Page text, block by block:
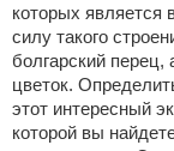
которых является
силу такого
болгарский перец,
цветок.
этот интересный
которой вы